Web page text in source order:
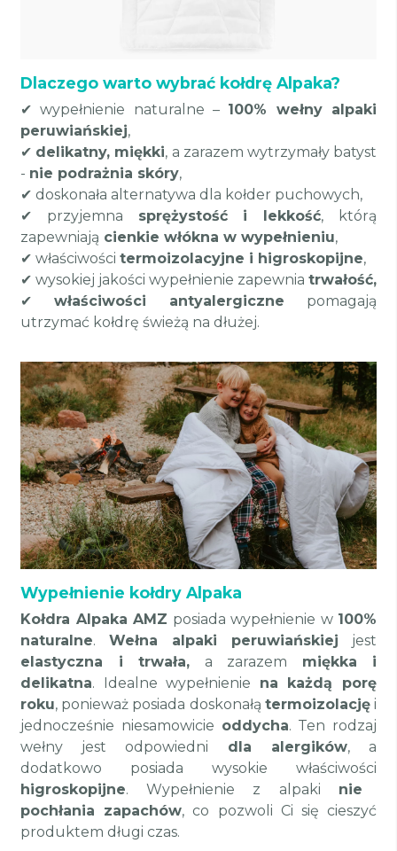
Dlaczego warto wybrać kołdrę Alpaka?
✔ wypełnienie naturalne – 100% wełny alpaki
peruwiańskiej,
✔ delikatny, miękki, a zarazem wytrzymały batyst
- nie podrażnia skóry,
✔ doskonała alternatywa dla kołder puchowych,
✔ przyjemna sprężystość i lekkość, którą
zapewniają cienkie włókna w wypełnieniu,
✔ właściwości termoizolacyjne i higroskopijne,
✔ wysokiej jakości wypełnienie zapewnia trwałość,
✔ właściwości antyalergiczne pomagają
utrzymać kołdrę świeżą na dłużej.
Wypełnienie kołdry Alpaka
Kołdra Alpaka AMZ posiada wypełnienie w 100%
naturalne. Wełna alpaki peruwiańskiej jest
elastyczna i trwała, a zarazem miękka i
delikatna. Idealne wypełnienie na każdą porę
roku, ponieważ posiada doskonałą termoizolacjęi
jednocześnie niesamowicie oddycha. Ten rodzaj
wełny jest odpowiedni dla alergików, a
dodatkowo posiada wysokie właściwości
higroskopijne. Wypełnienie z alpaki nie
pochłania zapachów, co pozwoli Ci się cieszyć
produktem długi czas.